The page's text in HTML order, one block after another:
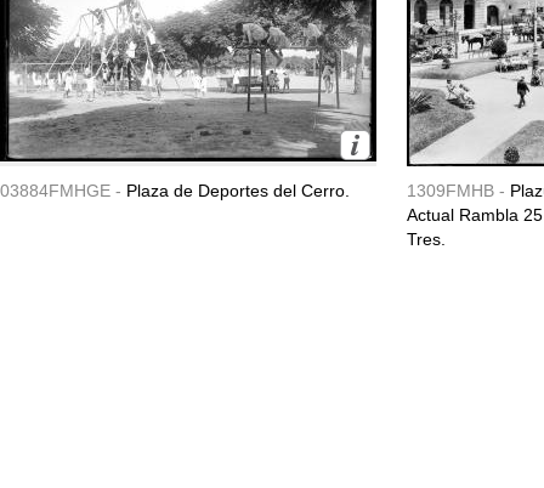
03884FMHGE - Plaza de Deportes del Cerro. 1309FMHB -
Actual Rambla
Tres.